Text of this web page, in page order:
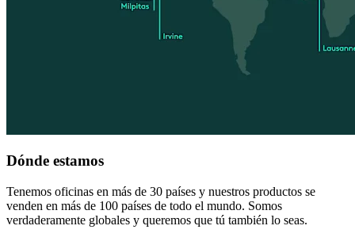
Dónde estamos
Tenemos oficinas en más de 30 países y nuestros productos se
venden en más de 100 países de todo el mundo. Somos
verdaderamente globales y queremos que tú también lo seas.